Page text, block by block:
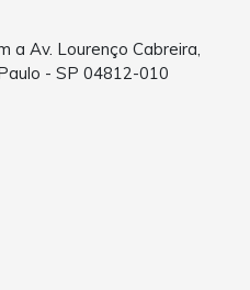
a Av. Lourenço Cabreira,
- SP 04812-010